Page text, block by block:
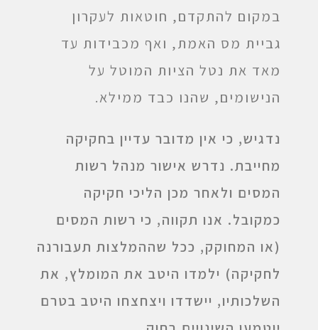
במקום להתקדם, חוטאות לעקרון
גביית מס האמת, ואף מכבידות עד
מאד את נטל הציות המוטל על
הנישומים, שהנו כבד ממילא.
נדגיש, כי אין מדובר עדיין בחקיקה
מחייבת. נדרש אישור מנהל רשות
המסים ולאחר מכן הליכי חקיקה
כמקובל. אנו תקווה, כי רשות המסים
(או המחוקק, ככל שההמלצות תעבורנה
לחקיקה) ילמדו היטב את המומלץ, את
השלכותיו, יישדדו ויצחצחו היטב בטרם